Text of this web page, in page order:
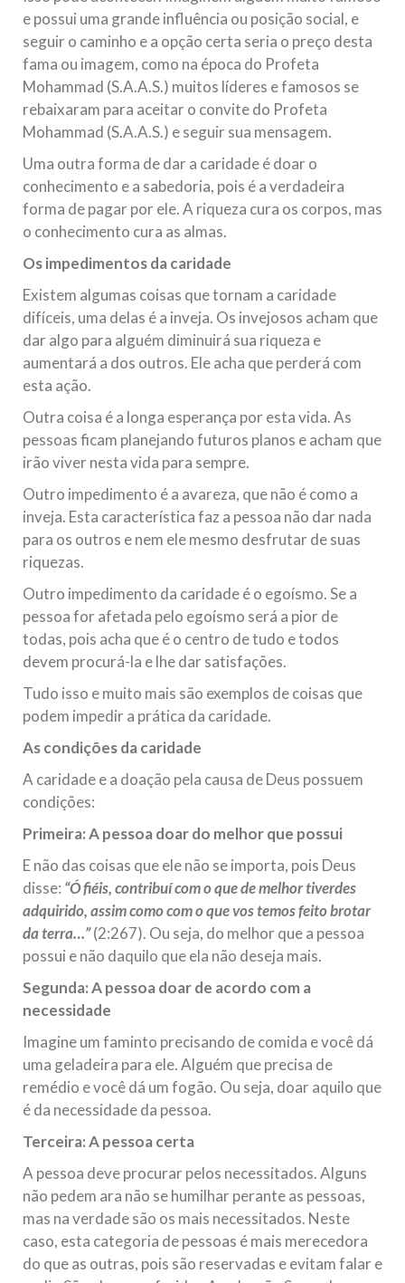
e possui uma grande influência ou posição social, e
seguir o caminho e a opção certa seria o preço desta
fama ou imagem, como na época do Profeta
Mohammad (S.A.A.S.) muitos líderes e famosos se
rebaixaram para aceitar o convite do Profeta
Mohammad (S.A.A.S.) e seguir sua mensagem.
Uma outra forma de dar a caridade é doar o
conhecimento e a sabedoria, pois é a verdadeira
forma de pagar por ele. A riqueza cura os corpos, mas
o conhecimento cura as almas.
Os impedimentos da caridade
Existem algumas coisas que tornam a caridade
difíceis, uma delas é a inveja. Os invejosos acham que
dar algo para alguém diminuirá sua riqueza e
aumentará a dos outros. Ele acha que perderá com
esta ação.
Outra coisa é a longa esperança por esta vida. As
pessoas ficam planejando futuros planos e acham que
irão viver nesta vida para sempre.
Outro impedimento é a avareza, que não é como a
inveja. Esta característica faz a pessoa não dar nada
para os outros e nem ele mesmo desfrutar de suas
riquezas.
Outro impedimento da caridade é o egoísmo. Se a
pessoa for afetada pelo egoísmo será a pior de
todas, pois acha que é o centro de tudo e todos
devem procurá-la e lhe dar satisfações.
Tudo isso e muito mais são exemplos de coisas que
podem impedir a prática da caridade.
As condições da caridade
A caridade e a doação pela causa de Deus possuem
condições:
Primeira: A pessoa doar do melhor que possui
E não das coisas que ele não se importa, pois Deus
disse: “Ó fiéis, contribuí com o que de melhor tiverdes
adquirido, assim como com o que vos temos feito brotar
da terra…”(2:267). Ou seja, do melhor que a pessoa
possui e não daquilo que ela não deseja mais.
Segunda: A pessoa doar de acordo com a
necessidade
Imagine um faminto precisando de comida e você dá
uma geladeira para ele. Alguém que precisa de
remédio e você dá um fogão. Ou seja, doar aquilo que
é da necessidade da pessoa.
Terceira: A pessoa certa
A pessoa deve procurar pelos necessitados. Alguns
não pedem ara não se humilhar perante as pessoas,
mas na verdade são os mais necessitados. Neste
caso, esta categoria de pessoas é mais merecedora
do que as outras, pois são reservadas e evitam falar e